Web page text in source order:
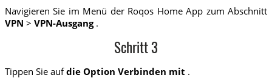
Navigieren Sie im Menü der Roqos Home App zum Abschnitt
VPN > VPN-Ausgang.
Schritt 3
Tippen Sie aufdie Option Verbinden mit .